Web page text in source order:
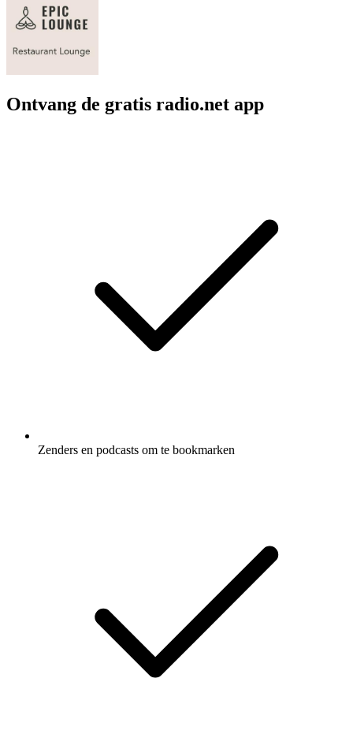
Ontvang de gratis radio.net app
Zenders en podcasts om te bookmarken